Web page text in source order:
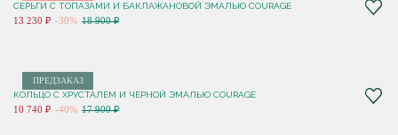
СЕРЬГИ С ТОПАЗАМИ И БАКЛАЖАНОВОЙ ЭМАЛЬЮ COURAGE
13 230 ₽ -30% 18 900 ₽
ПРЕДЗАКАЗ
КОЛЬЦО С ХРУСТАЛЕМ И ЧЕРНОЙ ЭМАЛЬЮ COURAGE
10 740 ₽ -40% 17 900 ₽